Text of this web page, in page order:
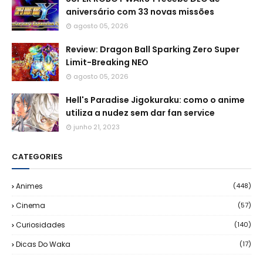
aniversário com 33 novas missões
agosto 05, 2026
Review: Dragon Ball Sparking Zero Super
Limit-Breaking NEO
agosto 05, 2026
Hell's Paradise Jigokuraku: como o anime
utiliza a nudez sem dar fan service
junho 21, 2023
CATEGORIES
Animes (448)
Cinema (57)
Curiosidades (140)
Dicas Do Waka (17)